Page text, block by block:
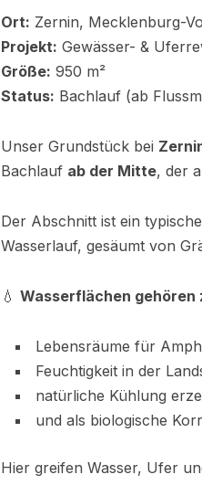
Ort: Zernin, Mecklenburg-
Projekt: Gewässer- &
Größe: 950 m²
Status: Bachlauf (ab
Unser Grundstück bei
Bachlauf ab der Mitte, der
Der Abschnitt ist ein
Wasserlauf, gesäumt von
💧 Wasserflächen
Lebensräume für
Feuchtigkeit in der
natürliche Kühlung
und als biologische
Hier greifen Wasser, Ufer